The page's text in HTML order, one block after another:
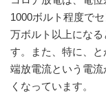
1000ボルト程度で
万ボルト以上にな
す。また、特に、
端放電流という電
くなっています。